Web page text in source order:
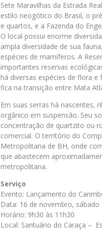
Sete Maravilhas da Estrada
estilo neogótico do Brasil, o
e quartos, e a Fazenda do
O local possui enorme
ampla diversidade de sua
espécies de mamíferos. A
importantes reservas
há diversas espécies de flora
fica na transição entre Mata
Em suas serras há nascentes,
orgânico em suspensão. Seu
concentração de quartzito ou
comercial. O território do
Metropolitana de BH, onde
que abastecem
metropolitana.
Serviço
Evento: Lançamento do
Data: 16 de novembro, sábado
Horário: 9h30 às 11h30
Local: Santuário do Caraça –